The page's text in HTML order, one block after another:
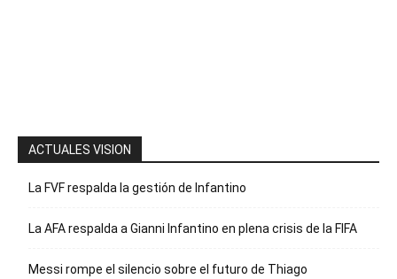
ACTUALES VISION
La FVF respalda la gestión de Infantino
La AFA respalda a Gianni Infantino en plena crisis de la FIFA
Messi rompe el silencio sobre el futuro de Thiago